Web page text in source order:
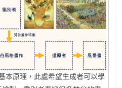
本原理，此處希望生成者可以學